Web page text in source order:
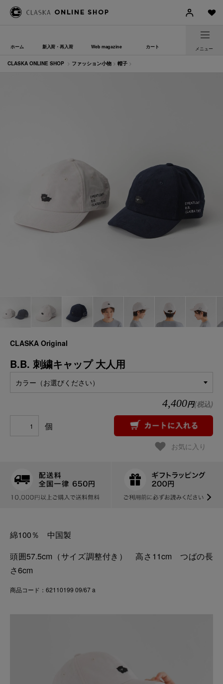
ホーム 新入荷・再入荷 Web magazine カート メニュー
CLASKA ONLINE SHOP > ファッション小物 > 帽子 >
CLASKA Original
B.B. 刺繍キャップ 大人用
カラー（お選びください）
4,400円(税込)
個
お気に入り
綿100％ 中国製
頭囲57.5cm（サイズ調整付き） 高さ11cm つばの長
さ6cm
商品コード：62110199 09/67 a